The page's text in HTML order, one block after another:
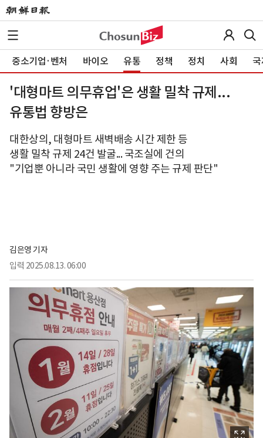
중소기업·벤처 바이오 유통 정책 정치 사회
'대형마트 의무휴업'은 생활 밀착 규제...
유통법 향방은
대한상의, 대형마트 새벽배송 시간 제한 등
생활 밀착 규제 24건 발굴... 국조실에 건의
"기업뿐 아니라 국민 생활에 영향 주는 규제 판단"
김은영 기자
입력 2025.08.13. 06:00